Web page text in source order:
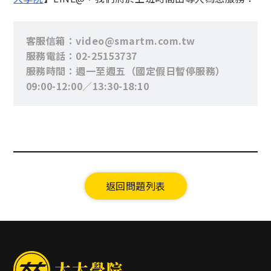
客服信箱：video@smartm.com.tw
服務電話：02-25153737
服務時間：週一至週五（國定假日暫停服務）
09:00-12:00／13:30-18:10
返回問題列表